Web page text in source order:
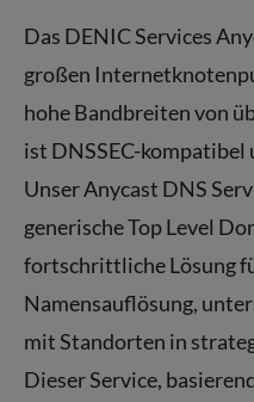
Das DENIC Services
großen
hohe Bandbreiten von
ist DNSSEC-
Unser Anycast DNS
generische Top Level
fortschrittliche Lösung
Namensauflösung,
mit Standorten in
Dieser Service,